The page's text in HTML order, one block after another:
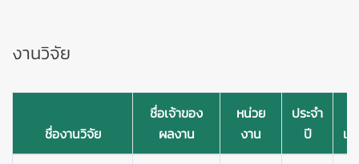
งานวิจัย
ชื่องานวิจัย
ชื่อเจ้าของ
ผลงาน
หน่วย
งาน
ประจำ
ปี
เ